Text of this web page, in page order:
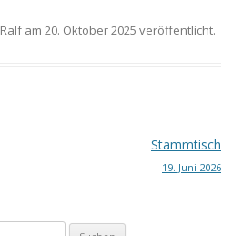
Ralfam 20. Oktober 2025 veröffentlicht.
Stammtisch
19. Juni 2026